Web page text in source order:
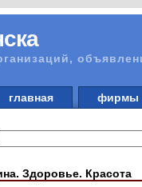
главная
Здоровье. Красота